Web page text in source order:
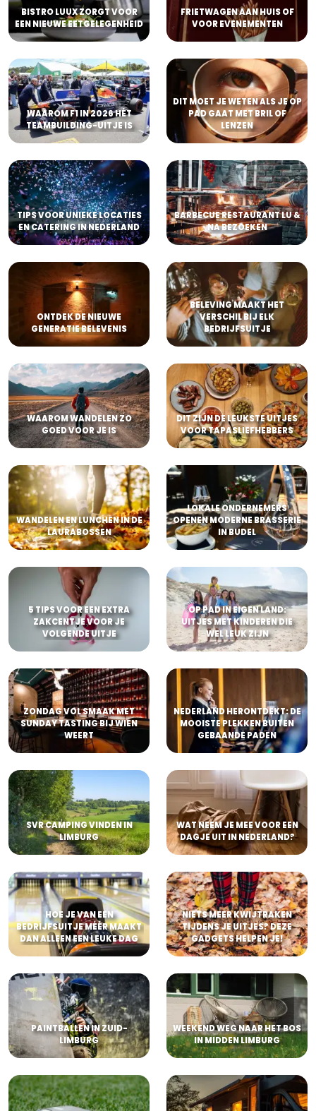
BISTRO LUUX ZORGT VOOR
EEN NIEUWE EETGELEGENHEID
FRIETWAGEN AAN HUIS OF
VOOR EVENEMENTEN
WAAROM F1 IN 2026 HÉT
TEAMBUILDING-UITJE IS
DIT MOET JE WETEN ALS JE OP
PAD GAAT MET BRIL OF
LENZEN
TIPS VOOR UNIEKE LOCATIES
EN CATERING IN NEDERLAND
BARBECUE RESTAURANT LU &
NA BEZOEKEN
ONTDEK DE NIEUWE
GENERATIE BELEVENIS
BELEVING MAAKT HET
VERSCHIL BIJ ELK
BEDRIJFSUITJE
WAAROM WANDELEN ZO
GOED VOOR JE IS
DIT ZIJN DE LEUKSTE UITJES
VOOR TAPASLIEFHEBBERS
WANDELEN EN LUNCHEN IN DE
LAURABOSSEN
LOKALE ONDERNEMERS
OPENEN MODERNE BRASSERIE
IN BUDEL
5 TIPS VOOR EEN EXTRA
ZAKCENTJE VOOR JE
VOLGENDE UITJE
OP PAD IN EIGEN LAND:
UITJES MET KINDEREN DIE
WEL LEUK ZIJN
ZONDAG VOL SMAAK MET
SUNDAY TASTING BIJ WIEN
WEERT
NEDERLAND HERONTDEKT: DE
MOOISTE PLEKKEN BUITEN
GEBAANDE PADEN
SVR CAMPING VINDEN IN
LIMBURG
WAT NEEM JE MEE VOOR EEN
DAGJE UIT IN NEDERLAND?
HOE JE VAN EEN
BEDRIJFSUITJE MÉÉR MAAKT
DAN ALLEEN EEN LEUKE DAG
NIETS MEER KWIJTRAKEN
TIJDENS JE UITJES? DEZE
GADGETS HELPEN JE!
PAINTBALLEN IN ZUID-
LIMBURG
WEEKEND WEG NAAR HET BOS
IN MIDDEN LIMBURG